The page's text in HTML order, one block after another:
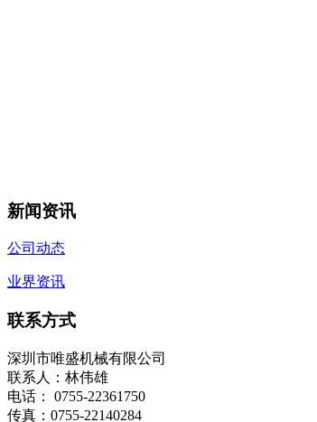
新闻资讯
公司动态
业界资讯
联系方式
深圳市唯盛机械有限公司
联系人：林伟雄
电话： 0755-22361750
传真：0755-22140284